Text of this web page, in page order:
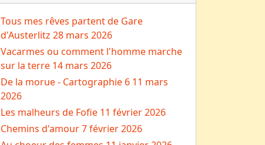
Tous mes rêves partent de Gare
d'Austerlitz 28 mars 2026
Vacarmes ou comment l'homme marche
sur la terre 14 mars 2026
De la morue - Cartographie 6 11 mars
2026
Les malheurs de Fofie 11 février 2026
Chemins d'amour7 février 2026